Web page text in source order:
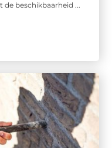
de beschikbaarheid ...